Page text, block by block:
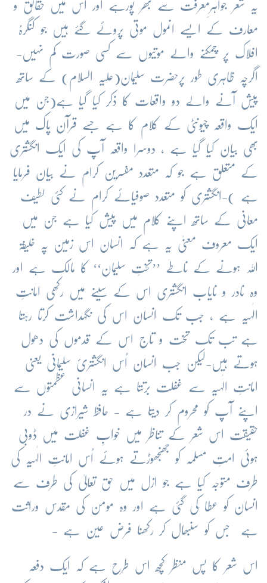
یہ شعر جواہرِمعرفت سے بھر پورہے اور اس میں حقائق و
معارف کے ایسے انمول موتی پروئے گئے ہیں جو کنگرہُ
افلاک پر چمکنے والے موتیوں سے کسی صورت کم نہیں-
اگرچہ ظاہری طور پرحضرت سلیمان(علیہ السلام) کے ساتھ
پیش آنے والے دو واقعات کا ذکر کیا گیا ہے(جن میں
ایک واقعہ چیونٹی کے کلام کا ہے جسے قرآن پاک میں
بھی بیان کیا گیا ہے ، دوسرا واقعہ آپ کی ایک انگشتری
کے متعلق ہے جو کہ متعدد مفسرین کرام نے بیان فرمایا
ہے )-انگشتری کو متعدد صوفیائے کرام نے کئی لطیف
معانی کے ساتھ اپنے کلام میں پیش کیا ہے جن میں
ایک معروف معنیٰ یہ ہے کہ انسان اس زمین پہ خلیفۃ
اللہ ہونے کے ناطے ’’تختِ سلیمان‘‘ کا مالک ہے اور
وہ نادر و نایاب انگشتری اس کے سینے میں رکھی امانتِ
الٰہیہ ہے ، جب تک انسان اس کی نگہداشت کرتا رہتا
ہے تب تک تخت و تاج اس کے قدموں کی دھول
ہوتے ہیں-لیکن جب انسان اُس انگشتریٔ سلیمانی یعنی
امانتِ الٰہیہ سے غفلت برتتا ہے یہ انسانی عظمتوں سے
اپنے آپ کو محروم کر دیتا ہے - حافظ شیرازی نے در
حقیقت اس شعر کے تناظر میں خوابِ غفلت میں ڈوبی
ہوئی امتِ مسلمہ کو جھنجھوڑتے ہوئے اُس امانتِ الٰہیہ کی
طرف متوجہ کیا ہے جو ازل میں حق تعالیٰ کی طرف سے
انسان کو عطا کی گئی ہے اور وہ مومن کی مقدس وراثت
ہے جس کو سنبھال کر رکھنا فرض عین ہے -
اس شعر کا پس منظر کچھ اس طرح ہے کہ ایک دفعہ